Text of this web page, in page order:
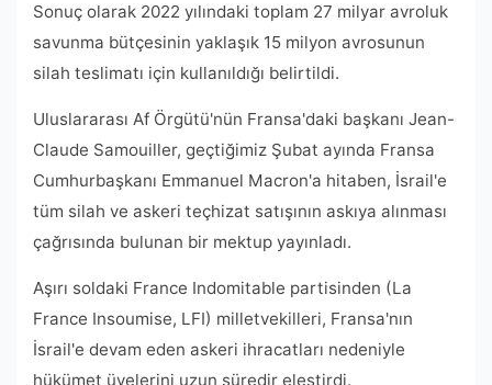
Sonuç olarak 2022 yılındaki toplam 27 milyar avroluk
savunma bütçesinin yaklaşık 15 milyon avrosunun
silah teslimatı için kullanıldığı belirtildi.
Uluslararası Af Örgütü'nün Fransa'daki başkanı Jean-
Claude Samouiller, geçtiğimiz Şubat ayında Fransa
Cumhurbaşkanı Emmanuel Macron'a hitaben, İsrail'e
tüm silah ve askeri teçhizat satışının askıya alınması
çağrısında bulunan bir mektup yayınladı.
Aşırı soldaki France Indomitable partisinden (La
France Insoumise, LFI) milletvekilleri, Fransa'nın
İsrail'e devam eden askeri ihracatları nedeniyle
hükümet üyelerini uzun süredir eleştirdi.